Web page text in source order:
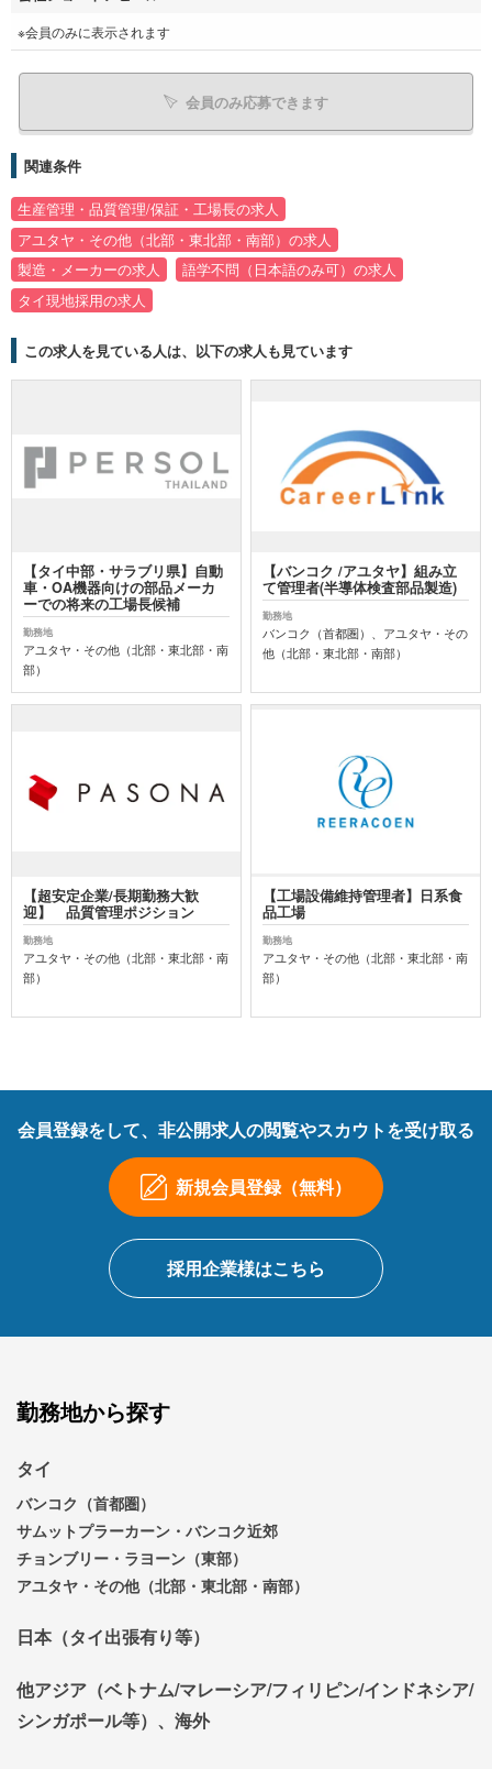
※会員のみに表示されます
会員のみ応募できます
関連条件
生産管理・品質管理/保証・工場長の求人
アユタヤ・その他（北部・東北部・南部）の求人
製造・メーカーの求人
語学不問（日本語のみ可）の求人
タイ現地採用の求人
この求人を見ている人は、以下の求人も見ています
【タイ中部・サラブリ県】自動
車・OA機器向けの部品メーカ
ーでの将来の工場長候補
勤務地
アユタヤ・その他（北部・東北部・南
部）
【バンコク /アユタヤ】組み立
て管理者(半導体検査部品製造)
勤務地
バンコク（首都圏）、アユタヤ・その
他（北部・東北部・南部）
【超安定企業/長期勤務大歓
迎】 品質管理ポジション
勤務地
アユタヤ・その他（北部・東北部・南
部）
【工場設備維持管理者】日系食
品工場
勤務地
アユタヤ・その他（北部・東北部・南
部）
会員登録をして、非公開求人の閲覧やスカウトを受け取る
新規会員登録（無料）
採用企業様はこちら
勤務地から探す
タイ
バンコク（首都圏）
サムットプラーカーン・バンコク近郊
チョンブリー・ラヨーン（東部）
アユタヤ・その他（北部・東北部・南部）
日本（タイ出張有り等）
他アジア（ベトナム/マレーシア/フィリピン/インドネシア/
シンガポール等）、海外